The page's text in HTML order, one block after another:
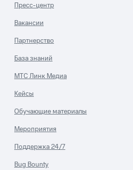
Вакансии
Партнерство
База знаний
МТС Линк Медиа
Кейсы
Обучающие материалы
Мероприятия
Поддержка 24/7
Bug Bounty
Пресс-центр